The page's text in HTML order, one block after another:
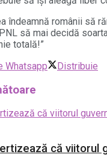
îndeamnă românii să
să mai decidă
totală!”
Whatsapp Distribuie
că